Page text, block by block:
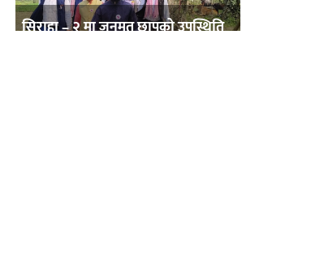
सिराहा – २ मा जनमत छापको उपस्थिति